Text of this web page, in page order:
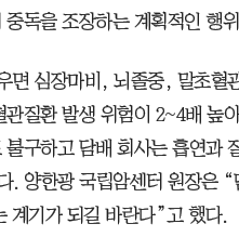
중독을 조장하는 계획적인 행
면 심장마비, 뇌졸중, 말초혈
관질환 발생 위험이 2~4배 높
구하고 담배 회사는 흡연과
. 양한광 국립암센터 원장은
계기가 되길 바란다”고 했다.